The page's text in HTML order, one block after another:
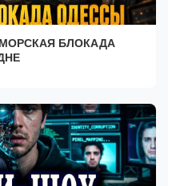
МОРСКАЯ БЛОКАДА